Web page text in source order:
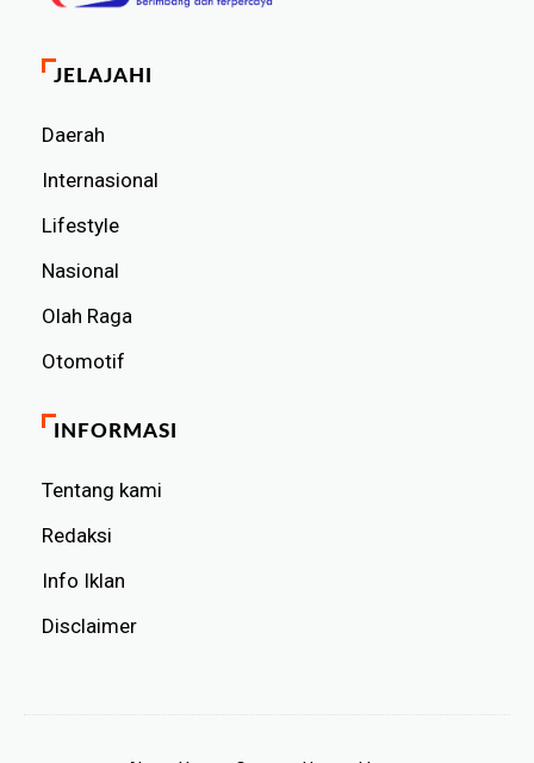
JELAJAHI
Daerah
Internasional
Lifestyle
Nasional
Olah Raga
Otomotif
INFORMASI
Tentang kami
Redaksi
Info Iklan
Disclaimer